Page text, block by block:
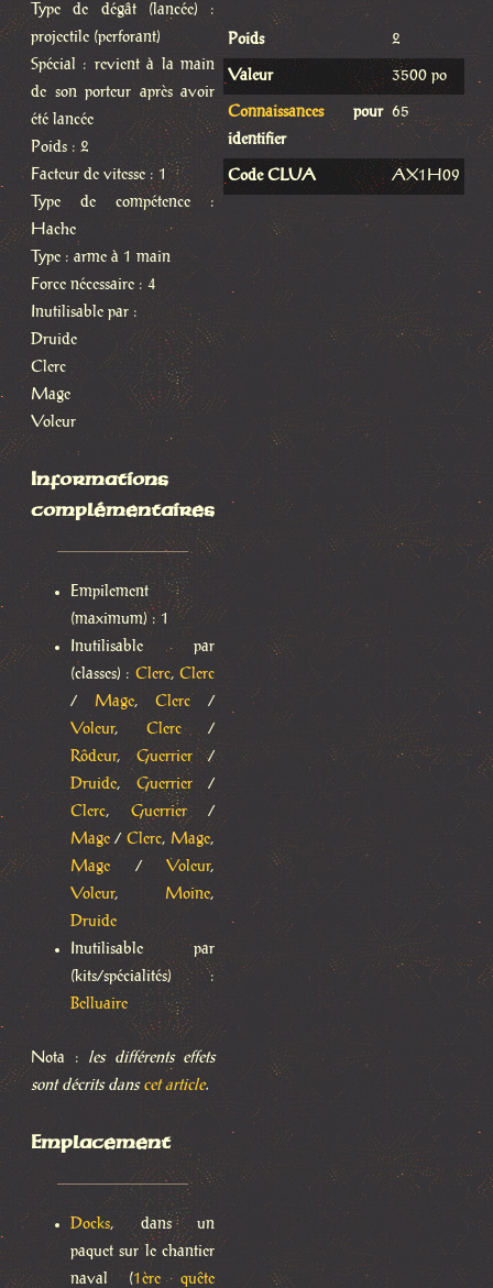
Type de dégât (lancée) :
projectile (perforant)
Spécial : revient à la main
de son porteur après avoir
été lancée
Poids : 2
Facteur de vitesse : 1
Type de compétence :
Hache
Type : arme à 1 main
Force nécessaire : 4
Inutilisable par :
Druide
Clerc
Mage
Voleur
Informations
complémentaires
Empilement
(maximum) : 1
Inutilisable par
(classes) : Clerc,Clerc
/ Mage,Clerc /
Voleur, Clerc/
Rôdeur,Guerrier /
Druide, Guerrier /
Clerc, Guerrier/
Mage / Clerc, Mage,
Mage / Voleur,
Voleur, Moine,
Druide
Inutilisable par
(kits/spécialités) :
Belluaire
Nota : les différents effets
sont décrits dans cet article.
Emplacement
Docks, dans un
paquet sur le chantier
naval (1ère quête
Poids 2
Valeur 3500 po
Connaissancespour
identifier
65
Code CLUA AX1H09